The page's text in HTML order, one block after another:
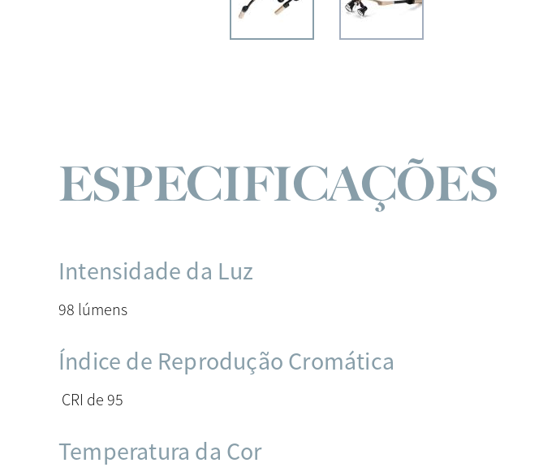
ESPECIFICAÇÕES
Intensidade da Luz
98 lúmens
Índice de Reprodução Cromática
CRI de 95
Temperatura da Cor